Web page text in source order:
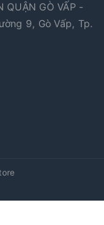
QUẬN GÒ VẤP -
9, Gò Vấp, Tp.